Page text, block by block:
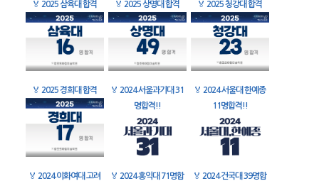
🏅 2025 삼육대 합격 🏅 2025 상명대 합격 🏅 2025 청강대 합격
🏅 2025 경희대 합격 🏅 2024 서울과기대 31
명합격!!
🏅 2024 서울대 한예종
11명합격!!
🏅 2024 이화여대 고려
🏅 2024 홍익대 71명합
🏅 2024 건국대 39명합